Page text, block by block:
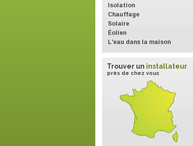
Isolation
Chauffage
Solaire
Éolien
L'eau dans la maison
Trouver un installateur
près de chez vous